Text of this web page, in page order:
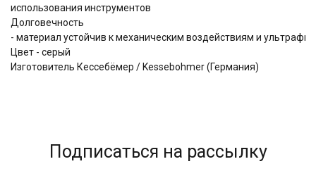
использования инструментов
Долговечность
- материал устойчив к механическим воздействиям и
Цвет - серый
Изготовитель Кессебёмер / Kessebohmer (Германия)
Подписаться на рассылку